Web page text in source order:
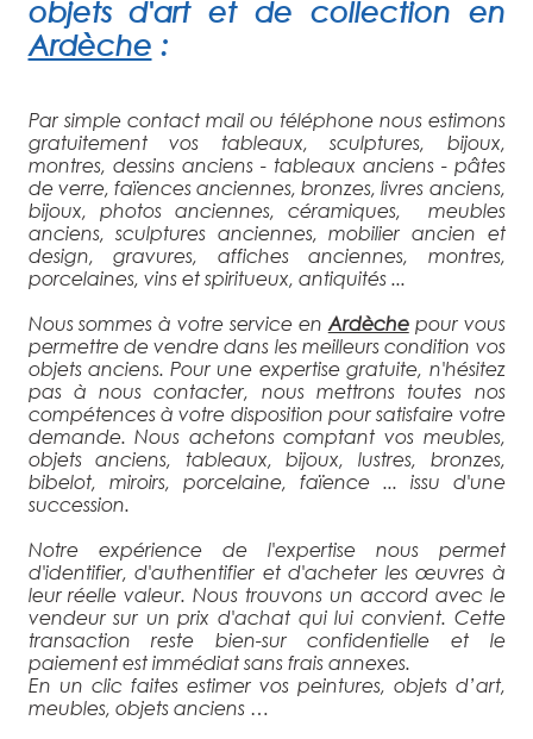
objets d'art et de collection en
Ardèche :
Par simple contact mail ou téléphone nous estimons
gratuitement vos tableaux, sculptures, bijoux,
montres, dessins anciens - tableaux anciens - pâtes
de verre, faïences anciennes, bronzes, livres anciens,
bijoux, photos anciennes, céramiques, meubles
anciens, sculptures anciennes, mobilier ancien et
design, gravures, affiches anciennes, montres,
porcelaines, vins et spiritueux, antiquités ...
Nous sommes à votre service en Ardèchepour vous
permettre de vendre dans les meilleurs condition vos
objets anciens. Pour une expertise gratuite, n'hésitez
pas à nous contacter, nous mettrons toutes nos
compétences à votre disposition pour satisfaire votre
demande. Nous achetons comptant vos meubles,
objets anciens, tableaux, bijoux, lustres, bronzes,
bibelot, miroirs, porcelaine, faïence ... issu d'une
succession.
Notre expérience de l'expertise nous permet
d'identifier, d'authentifier et d'acheter les œuvres à
leur réelle valeur. Nous trouvons un accord avec le
vendeur sur un prix d'achat qui lui convient. Cette
transaction reste bien-sur confidentielle et le
paiement est immédiat sans frais annexes.
En un clic faites estimer vos peintures, objets d’art,
meubles, objets anciens …